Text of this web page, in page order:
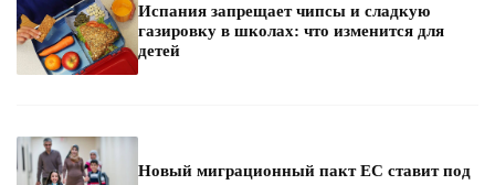
Испания запрещает чипсы и сладкую
газировку в школах: что изменится для
детей
Новый миграционный пакт ЕС ставит под